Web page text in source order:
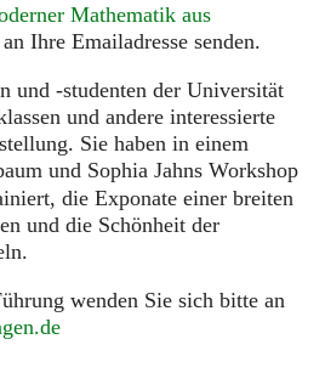
Mathematik aus
Ihre Emailadresse senden.
und -studenten der Universität
und andere interessierte
Sie haben in einem
und Sophia Jahns Workshop
die Exponate einer breiten
und die Schönheit der
wenden Sie sich bitte an